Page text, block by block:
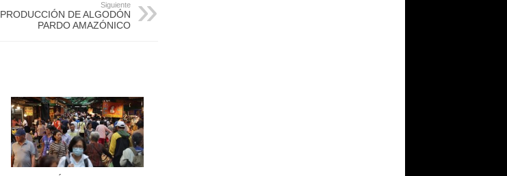
Siguiente
PRODUCCIÓN DE ALGODÓN
PARDO AMAZÓNICO